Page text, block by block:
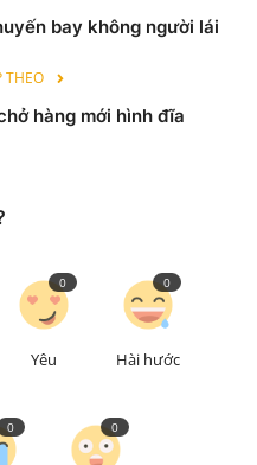
bay không người lái
THEO
hàng mới hình đĩa
Yêu
0
Hài hước
0
0 0